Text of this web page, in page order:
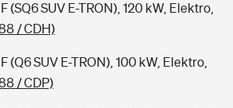
(SQ6 SUV E-TRON), 120 kW, Elektro,
/ CDH)
(Q6 SUV E-TRON), 100 kW, Elektro,
/ CDP)